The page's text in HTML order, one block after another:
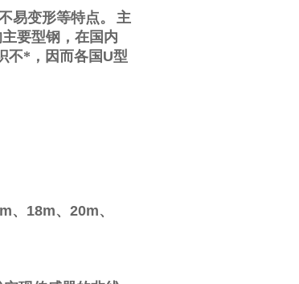
易变形等特点。
主
要型钢，在国内
不*，因而各国 U型
、 18m、 20m、